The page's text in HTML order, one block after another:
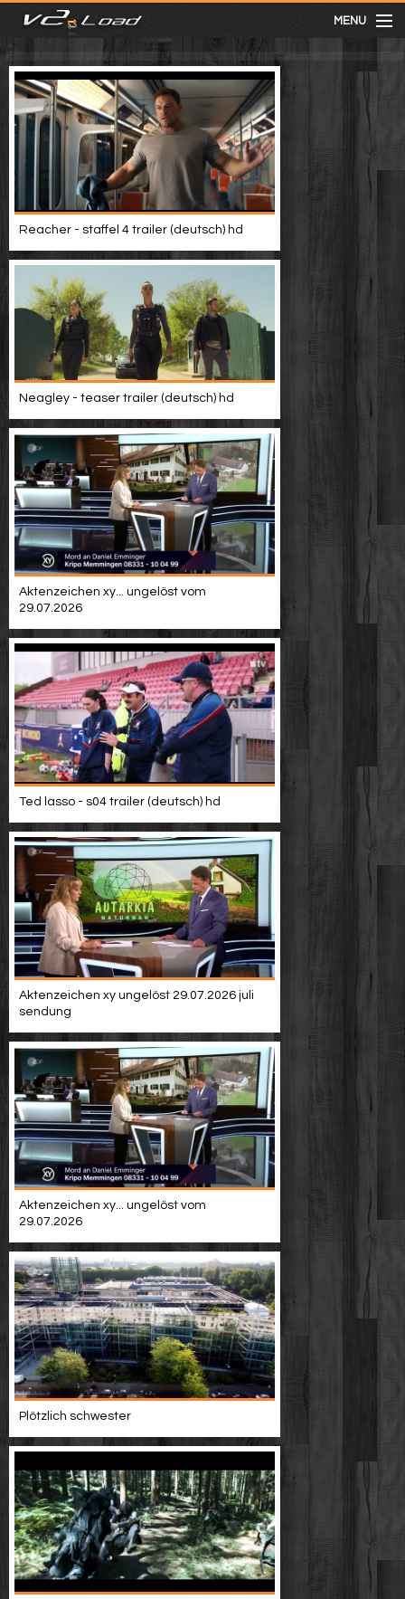
MENU
meist gesehen
neuste
kategorien
Menu
mit facebook anmelden
Informationen
Video suchen
Reacher - staffel 4 trailer (deutsch) hd
Neagley - teaser trailer (deutsch) hd
Aktenzeichen xy... ungelöst vom
29.07.2026
Ted lasso - s04 trailer (deutsch) hd
Aktenzeichen xy ungelöst 29.07.2026 juli
sendung
Aktenzeichen xy... ungelöst vom
29.07.2026
Plötzlich schwester